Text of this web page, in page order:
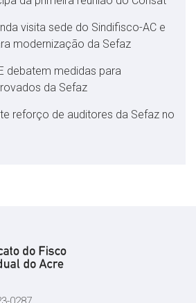
visita sede do Sindifisco-AC e
modernização da Sefaz
debatem medidas para
da Sefaz
reforço de auditores da Sefaz no